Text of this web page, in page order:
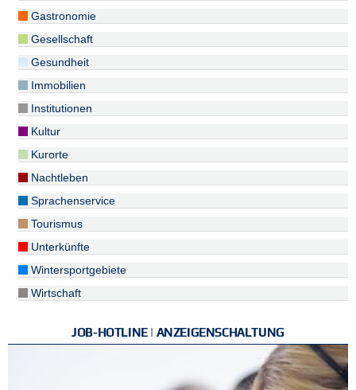
Gastronomie
Gesellschaft
Gesundheit
Immobilien
Institutionen
Kultur
Kurorte
Nachtleben
Sprachenservice
Tourismus
Unterkünfte
Wintersportgebiete
Wirtschaft
JOB-HOTLINE | ANZEIGENSCHALTUNG